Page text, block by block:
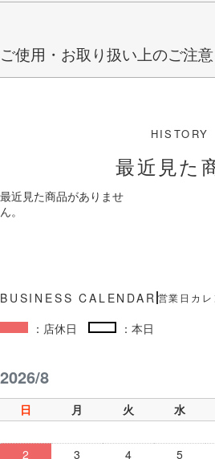
ご使用・お取り扱い上のご注意
最近見た
最近見た商品がありませ
ん。
営業日カレ
：店休日 ：本日
2026/8
日 月 火 水
2
3 4 5